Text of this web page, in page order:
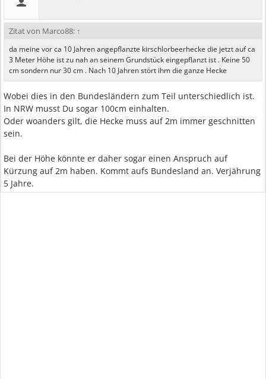
Zitat von Marco88: ↑
da meine vor ca 10 Jahren angepflanzte kirschlorbeerhecke die jetzt auf ca
3 Meter Höhe ist zu nah an seinem Grundstück eingepflanzt ist . Keine 50
cm sondern nur 30 cm . Nach 10 Jahren stört ihm die ganze Hecke
Wobei dies in den Bundesländern zum Teil unterschiedlich ist.
In NRW musst Du sogar 100cm einhalten.
Oder woanders gilt, die Hecke muss auf 2m immer geschnitten
sein.
Bei der Höhe könnte er daher sogar einen Anspruch auf
Kürzung auf 2m haben. Kommt aufs Bundesland an. Verjährung
5 Jahre.